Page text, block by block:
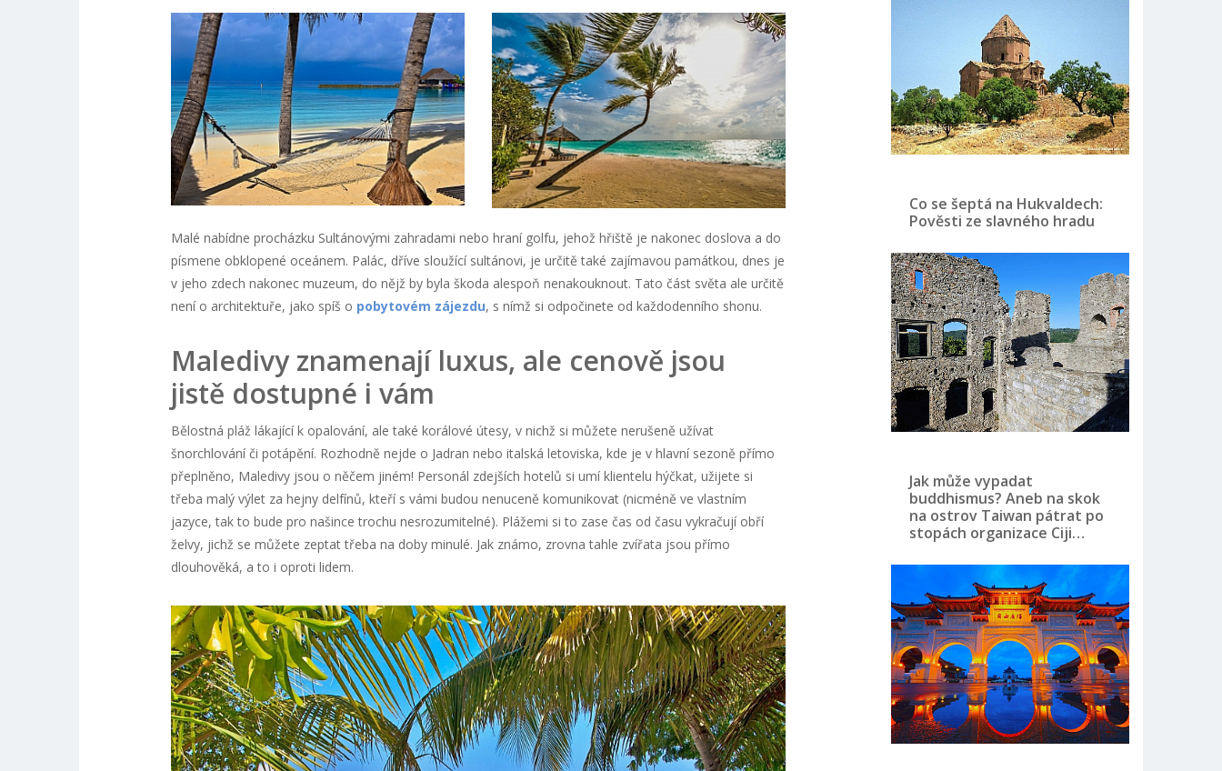
Malé nabídne procházku Sultánovými zahradami nebo hraní golfu, jehož hřiště je nakonec doslova a do
písmene obklopené oceánem. Palác, dříve sloužící sultánovi, je určitě také zajímavou památkou, dnes je
v jeho zdech nakonec muzeum, do nějž by byla škoda alespoň nenakouknout. Tato část světa ale určitě
není o architektuře, jako spíš o pobytovém zájezdu, s nímž si odpočinete od každodenního shonu.
Maledivy znamenají luxus, ale cenově jsou
jistě dostupné i vám
Bělostná pláž lákající k opalování, ale také korálové útesy, v nichž si můžete nerušeně užívat
šnorchlování či potápění. Rozhodně nejde o Jadran nebo italská letoviska, kde je v hlavní sezoně přímo
přeplněno, Maledivy jsou o něčem jiném! Personál zdejších hotelů si umí klientelu hýčkat, užijete si
třeba malý výlet za hejny delfínů, kteří s vámi budou nenuceně komunikovat (nicméně ve vlastním
jazyce, tak to bude pro našince trochu nesrozumitelné). Plážemi si to zase čas od času vykračují obří
želvy, jichž se můžete zeptat třeba na doby minulé. Jak známo, zrovna tahle zvířata jsou přímo
dlouhověká, a to i oproti lidem.
Co se šeptá na Hukvaldech:
Pověsti ze slavného hradu
Jak může vypadat
buddhismus? Aneb na skok
na ostrov Taiwan pátrat po
stopách organizace Ciji…